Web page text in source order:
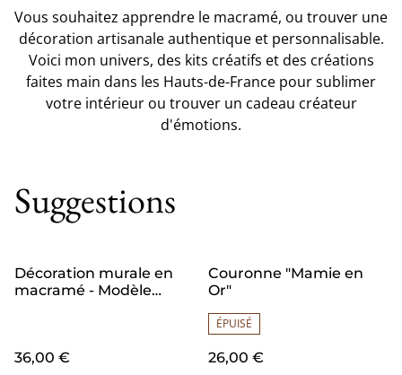
Vous souhaitez apprendre le macramé, ou trouver une
décoration artisanale authentique et personnalisable.
Voici mon univers, des kits créatifs et des créations
faites main dans les Hauts-de-France pour sublimer
votre intérieur ou trouver un cadeau créateur
d'émotions.
Suggestions
Décoration murale en
macramé - Modèle
36,00 €
Couronne "Mamie en
Or"
ÉPUISÉ
26,00 €